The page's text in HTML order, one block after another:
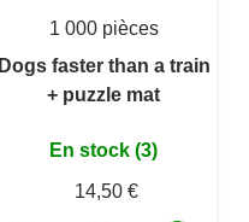
1 000 pièces
Dogs faster than a train
+ puzzle mat
En stock (3)
14,50 €